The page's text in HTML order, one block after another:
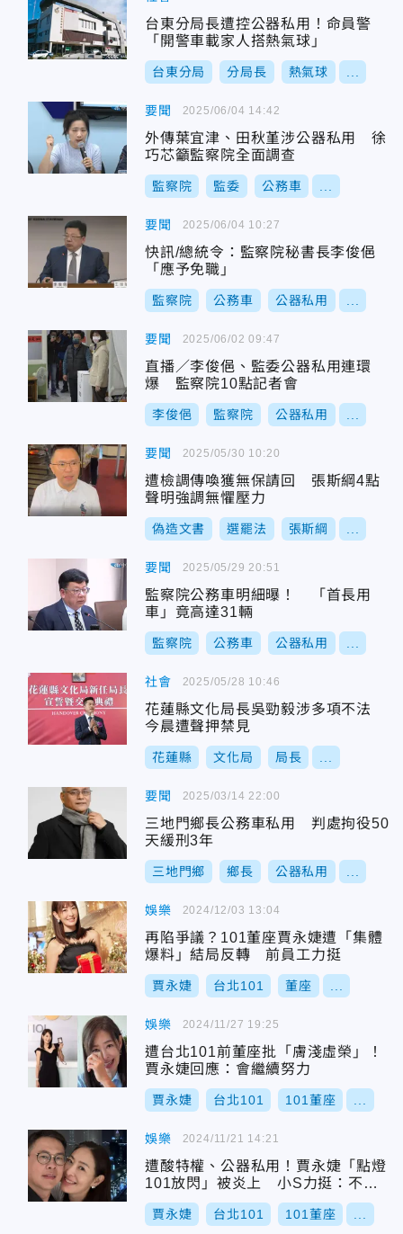
台東分局長遭控公器私用！命員警
「開警車載家人搭熱氣球」
台東分局 分局長 熱氣球
要聞
外傳葉宜津、田秋堇涉公器私用 徐
巧芯籲監察院全面調查
監察院 監委 公務車
2025/06/04 14:42
要聞
快訊/總統令：監察院秘書長李俊俋
「應予免職」
監察院 公務車 公器私用
2025/06/04 10:27
要聞
直播／李俊俋、監委公器私用連環
爆 監察院10點記者會
李俊俋 監察院 公器私用
2025/06/02 09:47
要聞
遭檢調傳喚獲無保請回 張斯綱4點
聲明強調無懼壓力
偽造文書 選罷法 張斯綱
2025/05/30 10:20
要聞
監察院公務車明細曝！ 「首長用
車」竟高達31輛
監察院 公務車 公器私用
2025/05/29 20:51
社會
花蓮縣文化局長吳勁毅涉多項不法
今晨遭聲押禁見
花蓮縣 文化局 局長
2025/05/28 10:46
要聞
三地門鄉長公務車私用 判處拘役50
天緩刑3年
三地門鄉 鄉長 公器私用
2025/03/14 22:00
娛樂
再陷爭議？101董座賈永婕遭「集體
爆料」結局反轉 前員工力挺
賈永婕 台北101 董座
2024/12/03 13:04
娛樂
遭台北101前董座批「膚淺虛榮」！
賈永婕回應：會繼續努力
賈永婕 台北101 101董座
2024/11/27 19:25
娛樂
遭酸特權、公器私用！賈永婕「點燈
101放閃」被炎上 小S力挺：不懂
的人I’m sorry
賈永婕 台北101 101董座
2024/11/21 14:21